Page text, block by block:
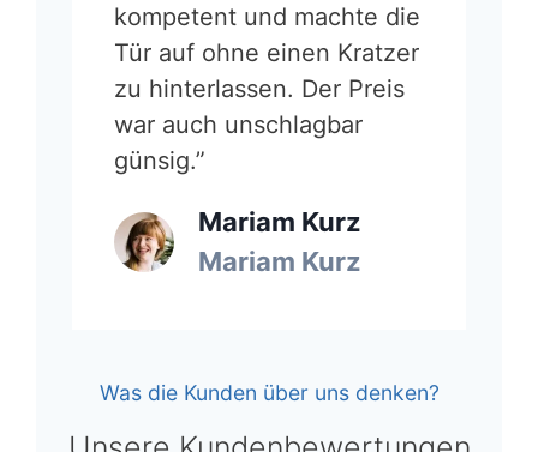
kompetent und machte die
Tür auf ohne einen Kratzer
zu hinterlassen. Der Preis
war auch unschlagbar
günsig.”
Mariam Kurz
Mariam Kurz
Was die Kunden über uns denken?